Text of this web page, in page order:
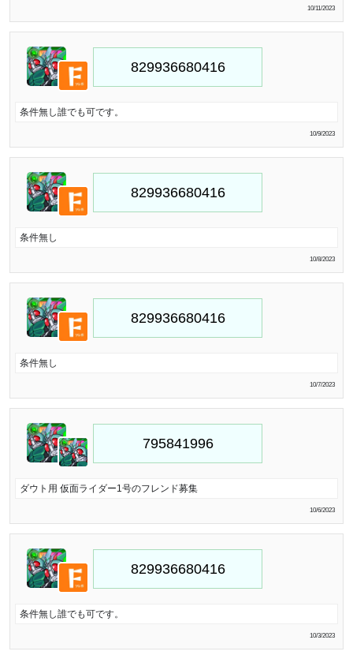
10/11/2023
条件無し誰でも可です。
10/9/2023
条件無し
10/8/2023
条件無し
10/7/2023
ダウト用 仮面ライダー1号のフレンド募集
10/6/2023
条件無し誰でも可です。
10/3/2023